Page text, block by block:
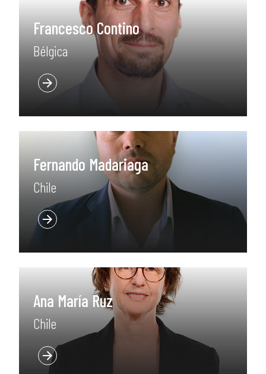
Francesco Contino
Bélgica
Fernando Madariaga
Chile
Ana María Ruz
Chile